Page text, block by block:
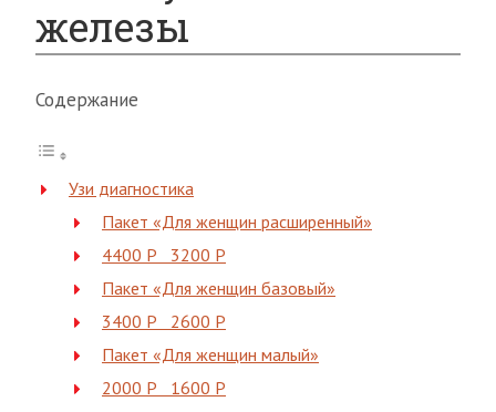
железы
Содержание
Узи диагностика
Пакет «Для женщин расширенный»
4400 Р 3200 Р
Пакет «Для женщин базовый»
3400 Р 2600 Р
Пакет «Для женщин малый»
2000 Р 1600 Р